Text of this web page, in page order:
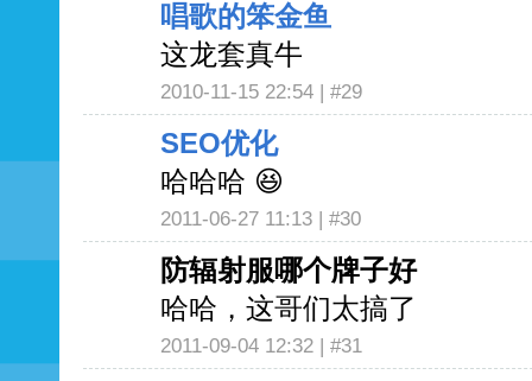
唱歌的笨金鱼
这龙套真牛
2010-11-15 22:54 | #29
SEO优化
哈哈哈 😆
2011-06-27 11:13 | #30
防辐射服哪个牌子好
哈哈，这哥们太搞了
2011-09-04 12:32 | #31